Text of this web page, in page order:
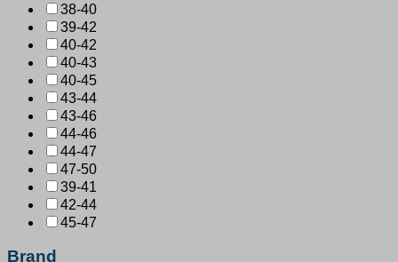
38-40
39-42
40-42
40-43
40-45
43-44
43-46
44-46
44-47
47-50
39-41
42-44
45-47
Brand